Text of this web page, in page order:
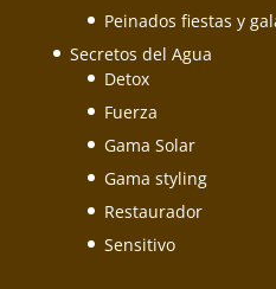
Peinados fiestas y
Secretos del Agua
Detox
Fuerza
Gama Solar
Gama styling
Restaurador
Sensitivo